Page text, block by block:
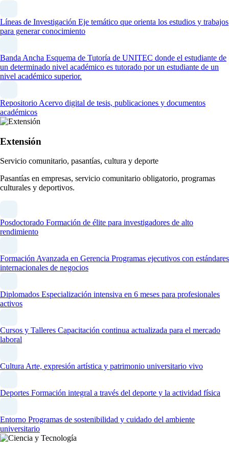
Líneas de Investigación Eje temático que orienta los estudios y trabajos
para generar conocimiento
Banda Ancha Esquema de Tutoría de UNITEC donde el estudiante de
un determinado nivel académico es tutorado por un estudiante de un
nivel académico superior.
Repositorio Acervo digital de tesis, publicaciones y documentos
académicos
Extensión
Servicio comunitario, pasantías, cultura y deporte
Pasantías en empresas, servicio comunitario obligatorio, programas
culturales y deportivos.
Posdoctorado Formación de élite para investigadores de alto
rendimiento
Formación Avanzada en Gerencia Programas ejecutivos con estándares
internacionales de negocios
Diplomados Especialización intensiva en 6 meses para profesionales
activos
Cursos y Talleres Capacitación continua actualizada para el mercado
laboral
CulturaArte, expresión artística y patrimonio universitario vivo
Deportes Formación integral a través del deporte y la actividad física
Entorno Programas de sostenibilidad y cuidado del ambiente
universitario